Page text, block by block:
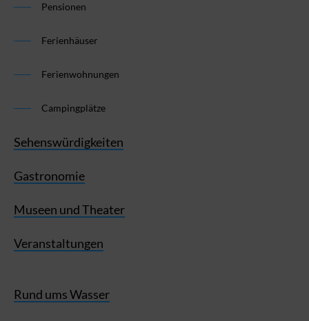
Pensionen
Ferienhäuser
Ferienwohnungen
Campingplätze
Sehenswürdigkeiten
Gastronomie
Museen und Theater
Veranstaltungen
Rund ums Wasser